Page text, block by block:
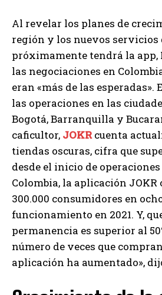
Al revelar los planes de
región y los nuevos servicios
próximamente tendrá la app,
las negociaciones en
eran «más de las esperadas».
las operaciones en las
Bogotá, Barranquilla y
caficultor, JOKRcuenta
tiendas oscuras, cifra que
desde el inicio de
Colombia, la aplicación JOKR
300.000 consumidores en
funcionamiento en 2021. Y,
permanencia es superior al
número de veces que
aplicación ha aumentado»,